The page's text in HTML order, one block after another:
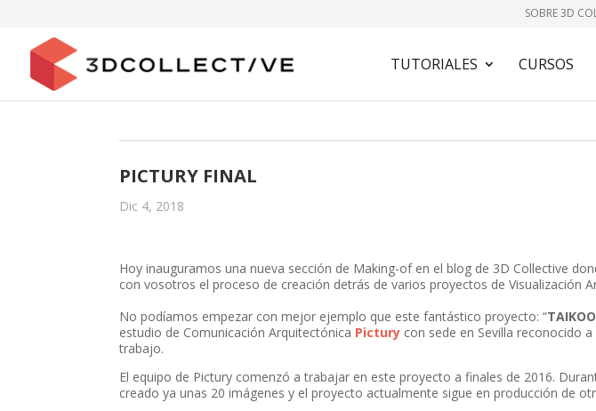
SOBRE 3D
TUTORIALES CURSOS
PICTURY FINAL
Dic 4, 2018
Hoy inauguramos una nueva sección de Making-of en el blog de 3D Collective
con vosotros el proceso de creación detrás de varios proyectos de Visualización
No podíamos empezar con mejor ejemplo que este fantástico proyecto: “
estudio de Comunicación Arquitectónica Pictury con sede en Sevilla reconocido
trabajo.
El equipo de Pictury comenzó a trabajar en este proyecto a finales de 2016.
creado ya unas 20 imágenes y el proyecto actualmente sigue en producción de